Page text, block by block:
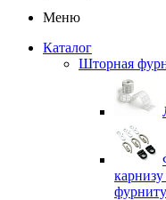
Меню
Каталог
Шторная